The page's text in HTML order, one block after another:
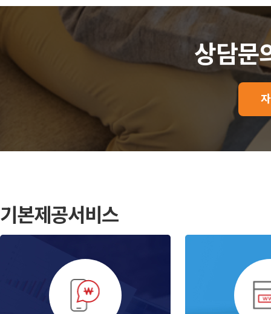
상담
기본제공서비스